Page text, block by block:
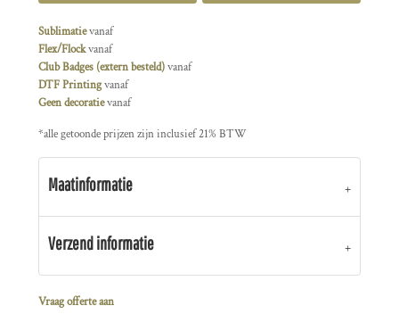
Sublimatievanaf
Flex/Flockvanaf
Club Badges (extern besteld)vanaf
DTF Printingvanaf
Geen decoratievanaf
*alle getoonde prijzen zijn inclusief 21% BTW
Maatinformatie
Verzend informatie
Vraag offerte aan